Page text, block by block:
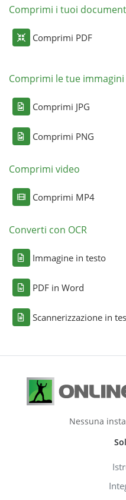
Comprimi i tuoi
Comprimi PDF
Comprimi le tue immagini
Comprimi JPG
Comprimi PNG
Comprimi video
Comprimi MP4
Converti con OCR
Immagine in testo
PDF in Word
Scannerizzazione in
Nessuna